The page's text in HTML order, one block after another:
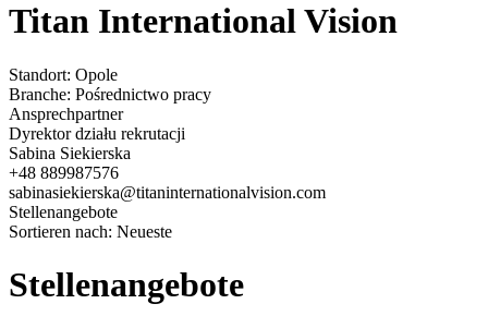
Titan International Vision
Standort: Opole
Branche: Pośrednictwo pracy
Ansprechpartner
Dyrektor działu rekrutacji
Sabina Siekierska
+48 889987576
sabinasiekierska@titaninternationalvision.com
Stellenangebote
Sortieren nach: Neueste
Stellenangebote